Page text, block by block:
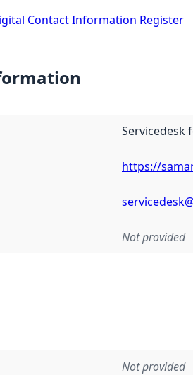
Contact Information Register
Servicedesk
https://
Not provided
Not provided